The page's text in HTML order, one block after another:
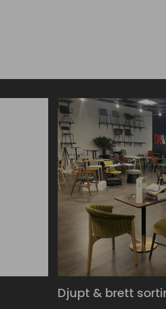
Djupt & brett